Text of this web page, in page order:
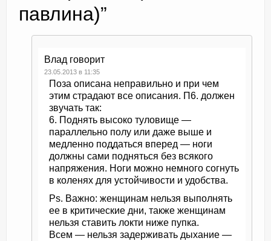
павлина)”
Влад говорит
23.05.2013 в 11:35
Поза описана неправильно и при чем
этим страдают все описания. П6. должен
звучать так:
6. Поднять высоко туловище —
параллельно полу или даже выше и
медленно поддаться вперед — ноги
должны сами подняться без всякого
напряжения. Ноги можно немного согнуть
в коленях для устойчивости и удобства.
Ps. Важно: женщинам нельзя выполнять
ее в критические дни, также женщинам
нельзя ставить локти ниже пупка.
Всем — нельзя задерживать дыхание —